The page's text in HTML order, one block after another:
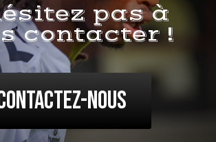
pas à
contacter !
nous